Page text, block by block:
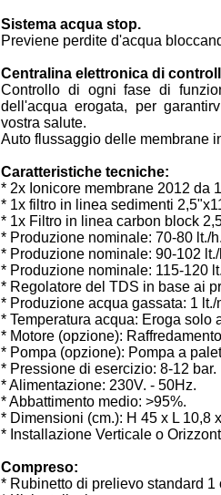
Sistema acqua stop.
Previene perdite d'acqua
Centralina elettronica di
Controllo di ogni fase di
dell'acqua erogata, per
vostra salute.
Auto flussaggio delle membrane
Caratteristiche tecniche:
* 2x Ionicore membrane 2012 da
* 1x filtro in linea sedimenti
* 1x Filtro in linea carbon block
* Produzione nominale: 70-80 lt./
* Produzione nominale: 90-102
* Produzione nominale: 115-120
* Regolatore del TDS in base ai
* Produzione acqua gassata: 1
* Temperatura acqua: Eroga solo
* Motore (opzione):
* Pompa (opzione): Pompa a
* Pressione di esercizio: 8-12 bar.
* Alimentazione: 230V. - 50Hz.
* Abbattimento medio: >95%.
* Dimensioni (cm.): H 45 x L 10,8
* Installazione Verticale o
Compreso:
* Rubinetto di prelievo standard 1